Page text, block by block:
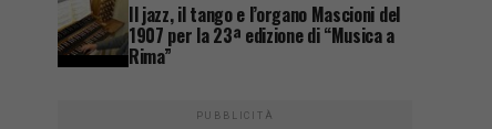
Il jazz, il tango e l’organo Mascioni del
1907 per la 23ª edizione di “Musica a
Rima”
PUBBLICITÀ